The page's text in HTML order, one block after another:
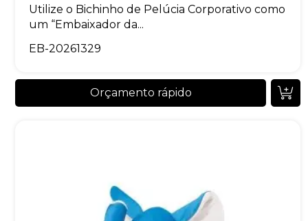
Utilize o Bichinho de Pelúcia Corporativo como
um “Embaixador da...
EB-20261329
Orçamento rápido